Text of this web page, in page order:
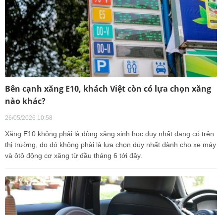
Bên cạnh xăng E10, khách Việt còn có lựa chọn xăng
nào khác?
26/05/2026 10:58
Xăng E10 không phải là dòng xăng sinh học duy nhất đang có trên
thị trường, do đó không phải là lựa chọn duy nhất dành cho xe máy
và ôtô động cơ xăng từ đầu tháng 6 tới đây.